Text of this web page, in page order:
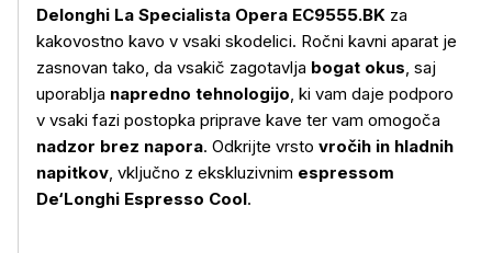
Delonghi La Specialista Opera EC9555.BK za
kakovostno kavo v vsaki skodelici. Ročni kavni aparat je
zasnovan tako, da vsakič zagotavlja bogat okus, saj
uporablja napredno tehnologijo, ki vam daje podporo
v vsaki fazi postopka priprave kave ter vam omogoča
nadzor brez napora. Odkrijte vrsto vročih in hladnih
napitkov, vključno z ekskluzivnim espressom
De‘Longhi Espresso Cool.